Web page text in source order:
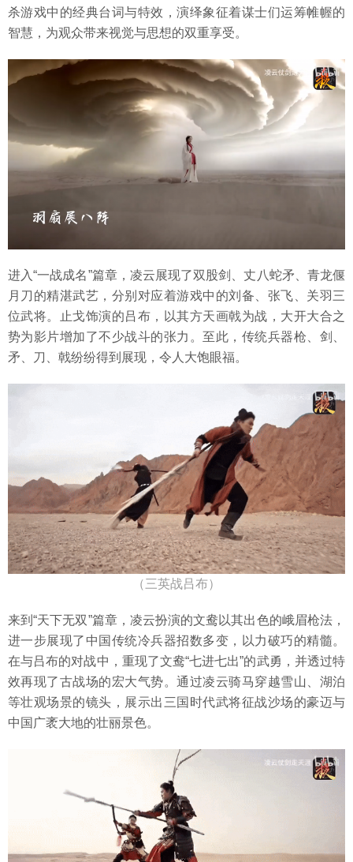
杀游戏中的经典台词与特效，演绎象征着谋士们运筹帷幄的
智慧，为观众带来视觉与思想的双重享受。
进入“一战成名”篇章，凌云展现了双股剑、丈八蛇矛、青龙偃
月刀的精湛武艺，分别对应着游戏中的刘备、张飞、关羽三
位武将。止戈饰演的吕布，以其方天画戟为战，大开大合之
势为影片增加了不少战斗的张力。至此，传统兵器枪、剑、
矛、刀、戟纷纷得到展现，令人大饱眼福。
（三英战吕布）
来到“天下无双”篇章，凌云扮演的文鸯以其出色的峨眉枪法，
进一步展现了中国传统冷兵器招数多变，以力破巧的精髓。
在与吕布的对战中，重现了文鸯“七进七出”的武勇，并透过特
效再现了古战场的宏大气势。通过凌云骑马穿越雪山、湖泊
等壮观场景的镜头，展示出三国时代武将征战沙场的豪迈与
中国广袤大地的壮丽景色。